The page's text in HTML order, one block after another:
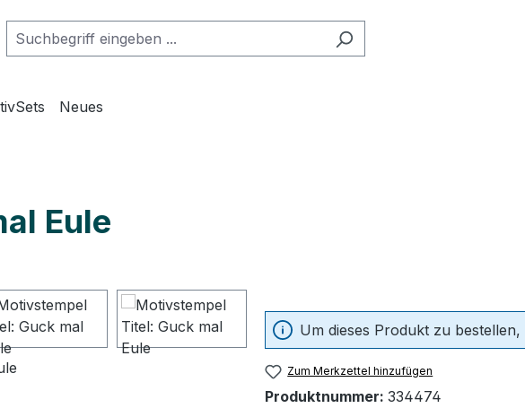
Neues
Eule
Um dieses Produkt zu bestellen,
Zum Merkzettel hinzufügen
Produktnummer: 334474